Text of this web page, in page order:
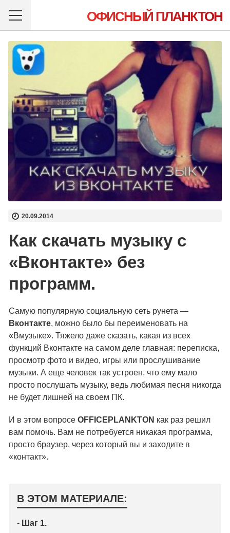
ОФИСНЫЙ ПЛАНКТОН
20.09.2014
Как скачать музыку с
«Вконтакте» без
программ.
Самую популярную социальную сеть рунета —
Вконтакте, можно было бы переименовать на
«Вмузыке». Тяжело даже сказать, какая из всех
функций Вконтакте на самом деле главная: переписка,
просмотр фото и видео, игры или прослушивание
музыки. А еще человек так устроен, что ему мало
просто послушать музыку, ведь любимая песня никогда
не будет лишней на своем ПК.
И в этом вопросе OFFICEPLANKTON как раз решил
вам помочь. Вам не потребуется никакая программа,
просто браузер, через который вы и заходите в
«контакт».
В ЭТОМ МАТЕРИАЛЕ:
- Шаг 1.